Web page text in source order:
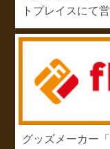
トプレイスにて
グッズメーカー